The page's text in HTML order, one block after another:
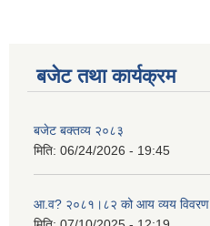
बजेट तथा कार्यक्रम
बजेट बक्तव्य २०८३
मिति: 06/24/2026 - 19:45
आ.व? २०८१।८२ को आय व्यय विवरण